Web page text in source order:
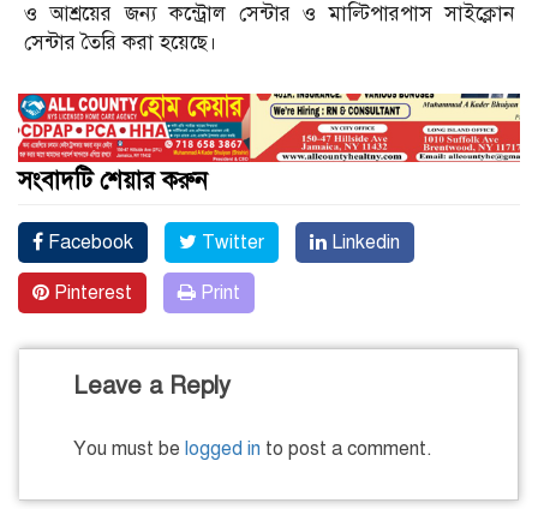
ও আশ্রয়ের জন্য কন্ট্রোল সেন্টার ও মাল্টিপারপাস সাইক্লোন
সেন্টার তৈরি করা হয়েছে।
সংবাদটি শেয়ার করুন
Facebook Twitter Linkedin
Pinterest Print
Leave a Reply
You must be logged in to post a comment.